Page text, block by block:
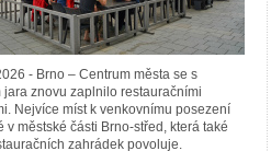
- Brno –⁠ Centrum města se s
jara znovu zaplnilo restauračními
Nejvíce míst k venkovnímu posezení
v městské části Brno-střed, která také
zahrádek povoluje.